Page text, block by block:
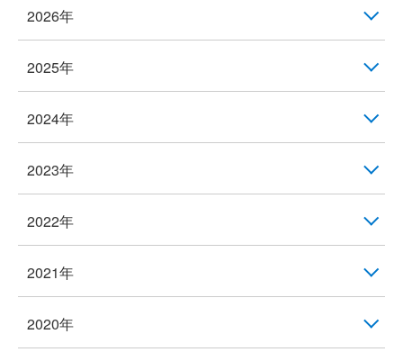
2026年
2025年
2024年
2023年
2022年
2021年
2020年